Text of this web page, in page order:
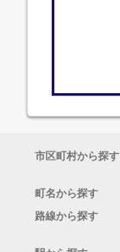
市区町村から探す
町名から探す
路線から探す